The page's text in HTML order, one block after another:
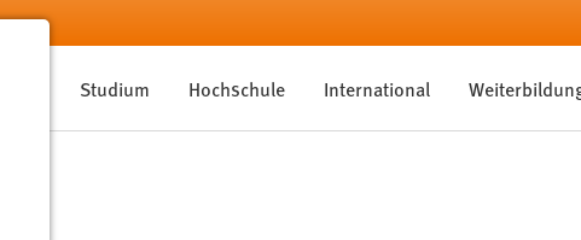
Studium Hochschule International